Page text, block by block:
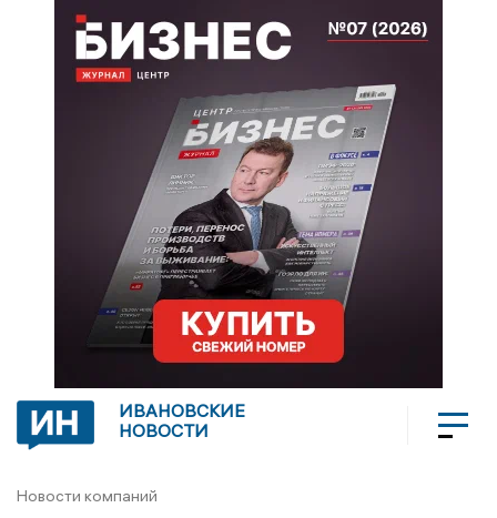
ИВАНОВСКИЕ
НОВОСТИ
Новости компаний